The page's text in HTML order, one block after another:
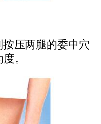
压两腿的委中穴
。